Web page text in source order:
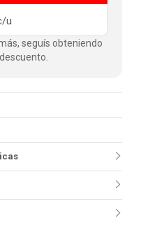
u
seguís obteniendo